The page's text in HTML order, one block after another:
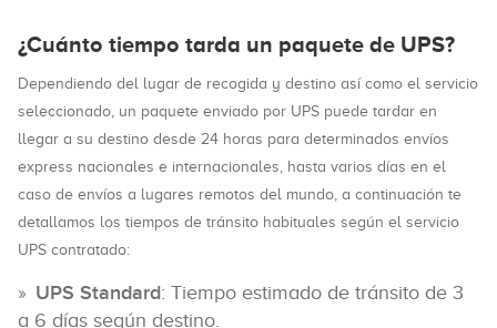
¿Cuánto tiempo tarda un paquete de UPS?
Dependiendo del lugar de recogida y destino así como el servicio
seleccionado, un paquete enviado por UPS puede tardar en
llegar a su destino desde 24 horas para determinados envíos
express nacionales e internacionales, hasta varios días en el
caso de envíos a lugares remotos del mundo, a continuación te
detallamos los tiempos de tránsito habituales según el servicio
UPS contratado:
UPS Standard: Tiempo estimado de tránsito de 3
a 6 días según destino.